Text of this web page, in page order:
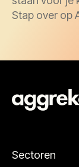
Stap over op
Sectoren